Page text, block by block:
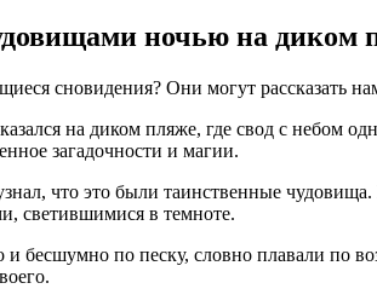
ночью на диком
сновидения? Они могут рассказать
на диком пляже, где свод с небом
загадочности и магии.
что это были таинственные
светившимися в темноте.
бесшумно по песку, словно плавали по